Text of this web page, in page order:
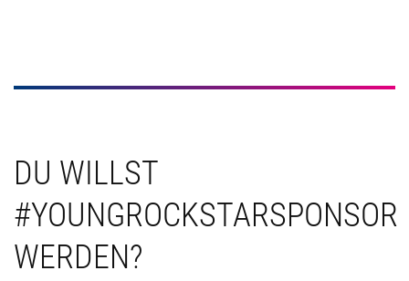
DU WILLST
#YOUNGROCKSTARSPONSOR
WERDEN?